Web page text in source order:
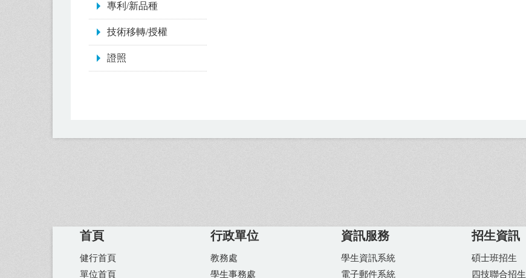
專利/新品種
技術移轉/授權
證照
首頁
健行首頁
單位首頁
行政單位
教務處
學生事務處
資訊服務
學生資訊系統
電子郵件系統
招生資訊
碩士班招生
四技聯合招生